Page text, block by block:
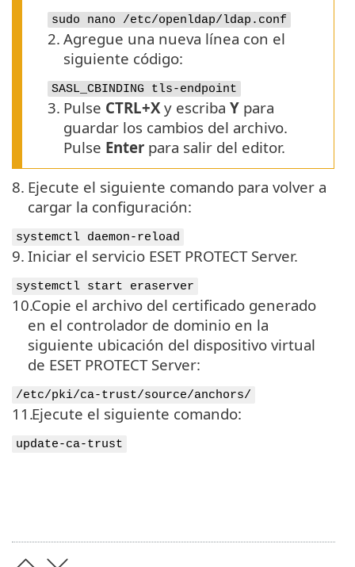
sudo nano /etc/openldap/ldap.conf
2. Agregue una nueva línea con el
siguiente código:
SASL_CBINDING tls-endpoint
3. Pulse CTRL+X y escriba Y para
guardar los cambios del archivo.
Pulse Enter para salir del editor.
8. Ejecute el siguiente comando para volver a
cargar la configuración:
systemctl daemon-reload
9. Iniciar el servicio ESET PROTECT Server.
systemctl start eraserver
10.Copie el archivo del certificado generado
en el controlador de dominio en la
siguiente ubicación del dispositivo virtual
de ESET PROTECT Server:
/etc/pki/ca-trust/source/anchors/
11.Ejecute el siguiente comando:
update-ca-trust